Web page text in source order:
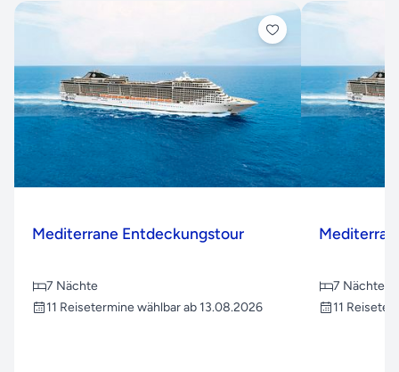
Mediterrane Entdeckungstour
7 Nächte
11 Reisetermine wählbar ab 13.08.2026
7 Nächte
11